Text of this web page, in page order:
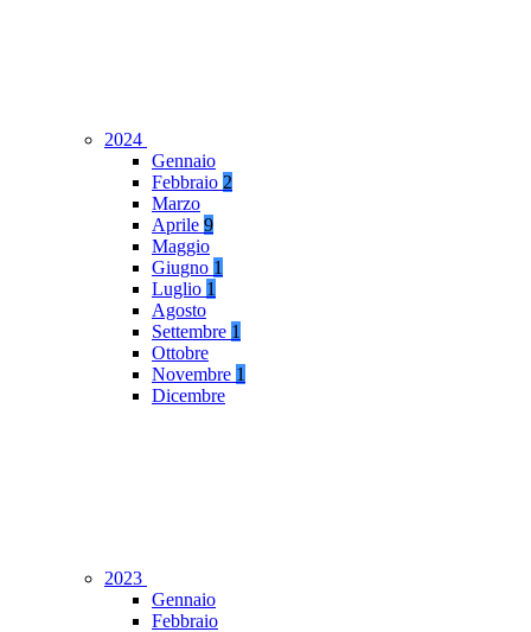
2024
Gennaio
Febbraio 2
Marzo
Aprile 9
Maggio
Giugno 1
Luglio 1
Agosto
Settembre 1
Ottobre
Novembre 1
Dicembre
2023
Gennaio
Febbraio